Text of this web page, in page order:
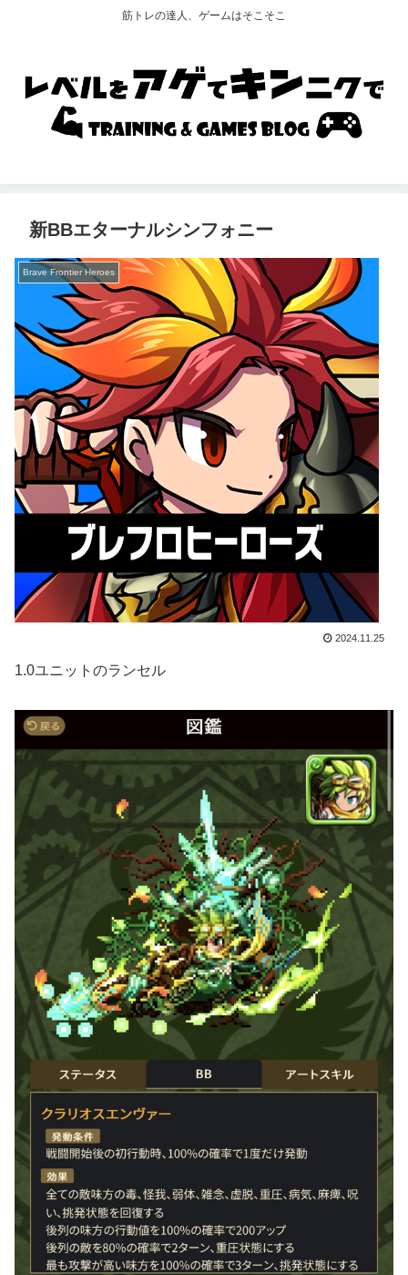
筋トレの達人、ゲームはそこそこ
新BBエターナルシンフォニー
Brave Frontier Heroes
2024.11.25
1.0ユニットのランセル